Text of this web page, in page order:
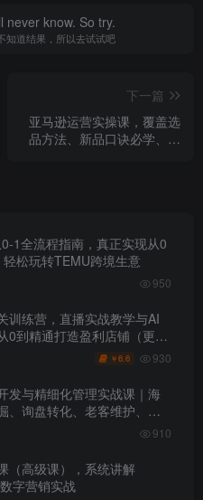
never know. So try.
知道结果，所以去试试吧
下一篇
亚马逊运营实操课，覆盖选
品方法、新品口诀必学、广
1全流程指南，真正实现从0
松玩转TEMU跨境生意
950
训练营，直播实战教学与AI
0到精通打造盈利店铺（更新
￥6.6 930
发与精细化管理实战课｜海
、询盘转化、老客维护、客
教程
910
（高级课），系统讲解
字营销实战